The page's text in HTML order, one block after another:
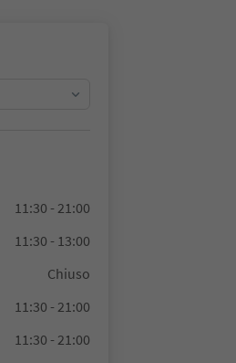
11:30 - 21:00
11:30 - 13:00
Chiuso
11:30 - 21:00
11:30 - 21:00